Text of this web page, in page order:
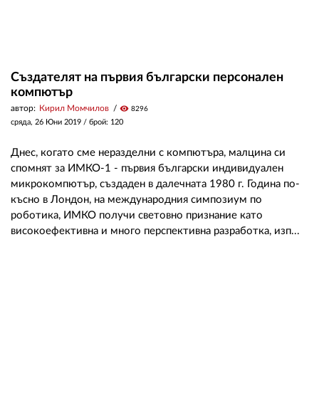
Създателят на първия български персонален
компютър
автор: Кирил Момчилов visibility 8296
сряда, 26 Юни 2019 / брой: 120
Днес, когато сме неразделни с компютъра, малцина си
спомнят за ИМКО-1 - първия български индивидуален
микрокомпютър, създаден в далечната 1980 г. Година по-
късно в Лондон, на международния симпозиум по
роботика, ИМКО получи световно признание като
високоефективна и много перспективна разработка, изп...